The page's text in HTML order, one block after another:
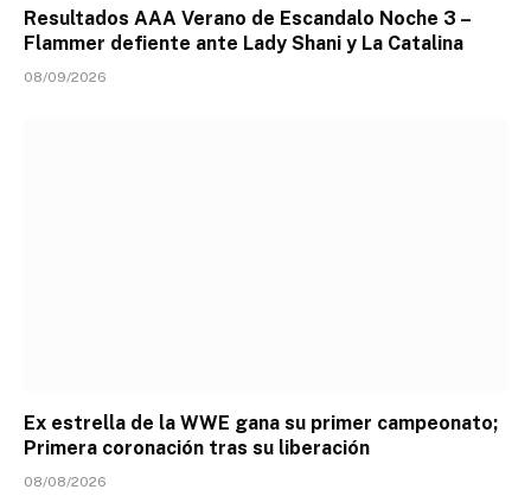
Resultados AAA Verano de Escandalo Noche 3 –
Flammer defiente ante Lady Shani y La Catalina
08/09/2026
Ex estrella de la WWE gana su primer campeonato;
Primera coronación tras su liberación
08/08/2026